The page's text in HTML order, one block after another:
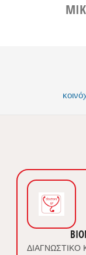
ΔΙΑΓΝΩΣΤΙΚΟ